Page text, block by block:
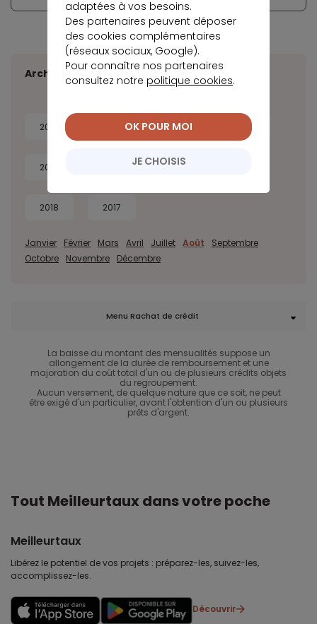
Archives
2026 2025 2024 2023
2022 2020
2018 2017
Janvier Février Mars Avril Juillet Août
Septembre
Octobre
Novembre Décembre
Menu Rachat de crédit
La baisse du montant des mensualités suppose un
allongement de la durée de remboursement et une
majoration du coût total d'un ou de plusieurs crédits objets
du regroupement.
Aucun versement, de quelque nature que ce soit, ne peut
être exigé d'un particulier, avant l'obtention d'un ou plusieurs
prêts d'argent.
Tout Meilleurtaux dans votre poche
Meilleurtaux
Libérez le potentiel de vos projets : préparez-les, suivez-les,
accomplissez-les.
Découvrir
adaptées à vos besoins.
Des partenaires peuvent déposer
des cookies complémentaires
(réseaux sociaux, Google).
Pour connaître nos partenaires
consultez notre politique cookies.
JE CHOISIS
OK POUR MOI